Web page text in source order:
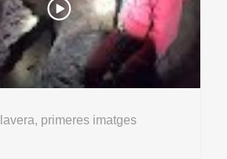
primeres imatges